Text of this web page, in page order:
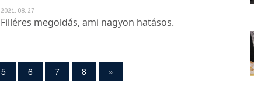
2021. 08. 27
Filléres megoldás, ami nagyon hatásos.
5 6 7 8 »